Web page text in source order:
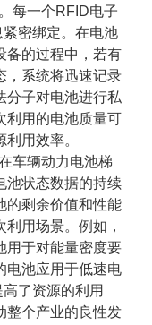
每一个RFID电子
密绑定。在电池
备的过程中，若有
，系统将迅速记录
分子对电池进行私
利用的电池质量可
用效率。
车辆动力电池梯
池状态数据的持续
的剩余价值和性能
用场景。例如，
用于对能量密度要
电池应用于低速电
了资源的利用
整个产业的良性发